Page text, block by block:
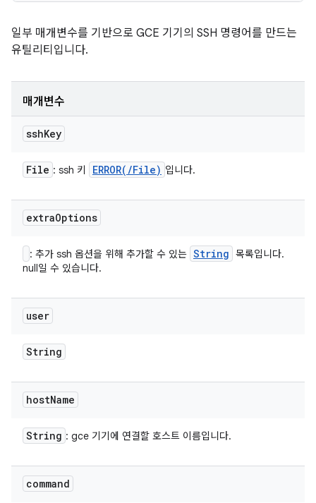
일부 매개변수를 기반으로 GCE 기기의 SSH 명령어를 만드는
유틸리티입니다.
매개변수
sshKey
File : ssh 키 ERROR( /File) 입니다.
extraOptions
: 추가 ssh 옵션을 위해 추가할 수 있는 String 목록입니다.
null일 수 있습니다.
user
String
hostName
String : gce 기기에 연결할 호스트 이름입니다.
command